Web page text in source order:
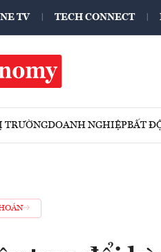
TV TECH CONNECT
TRƯỜNGDOANH NGHIỆPBẤT